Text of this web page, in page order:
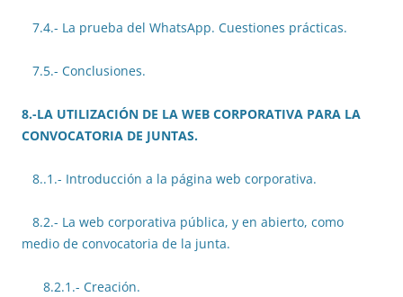
7.4.- La prueba del WhatsApp. Cuestiones prácticas.
7.5.- Conclusiones.
8.-LA UTILIZACIÓN DE LA WEB CORPORATIVA PARA LA
CONVOCATORIA DE JUNTAS.
8..1.- Introducción a la página web corporativa.
8.2.- La web corporativa pública, y en abierto, como
medio de convocatoria de la junta.
8.2.1.- Creación.